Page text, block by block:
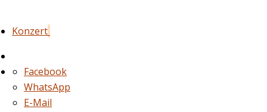
Konzert
Facebook
WhatsApp
E-Mail